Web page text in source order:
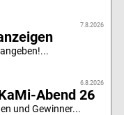
7.8.2026
6.8.2026
Abend 26
und Gewinner...